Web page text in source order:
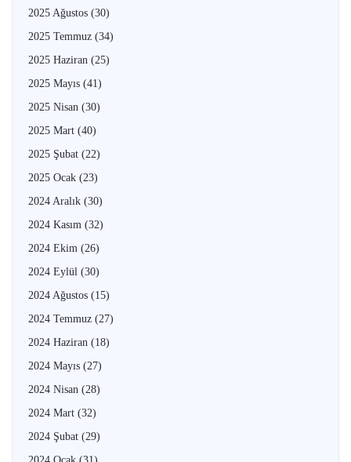
2025 Ağustos (30)
2025 Temmuz (34)
2025 Haziran (25)
2025 Mayıs (41)
2025 Nisan (30)
2025 Mart (40)
2025 Şubat (22)
2025 Ocak (23)
2024 Aralık (30)
2024 Kasım (32)
2024 Ekim (26)
2024 Eylül (30)
2024 Ağustos (15)
2024 Temmuz (27)
2024 Haziran (18)
2024 Mayıs (27)
2024 Nisan (28)
2024 Mart (32)
2024 Şubat (29)